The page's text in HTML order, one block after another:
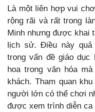
Là một liên hợp vui
rộng rãi và rất trong
Minh nhưng được khai
lịch sử. Điều này
trong vấn đề giáo
hoa trong văn hóa
khách. Tham quan
người lớn có thể chơi
được xem trình diễn ca